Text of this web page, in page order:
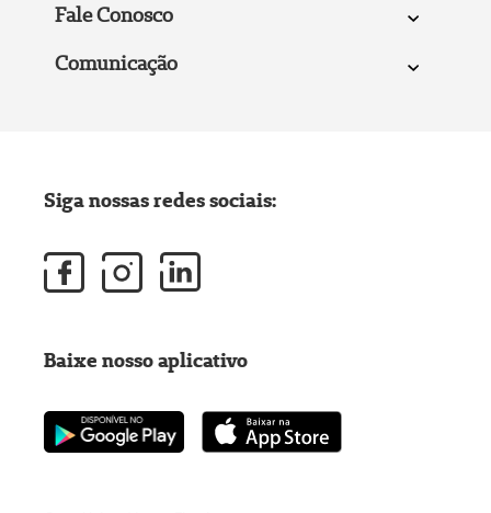
Fale Conosco
Comunicação
Siga nossas redes sociais:
Baixe nosso aplicativo